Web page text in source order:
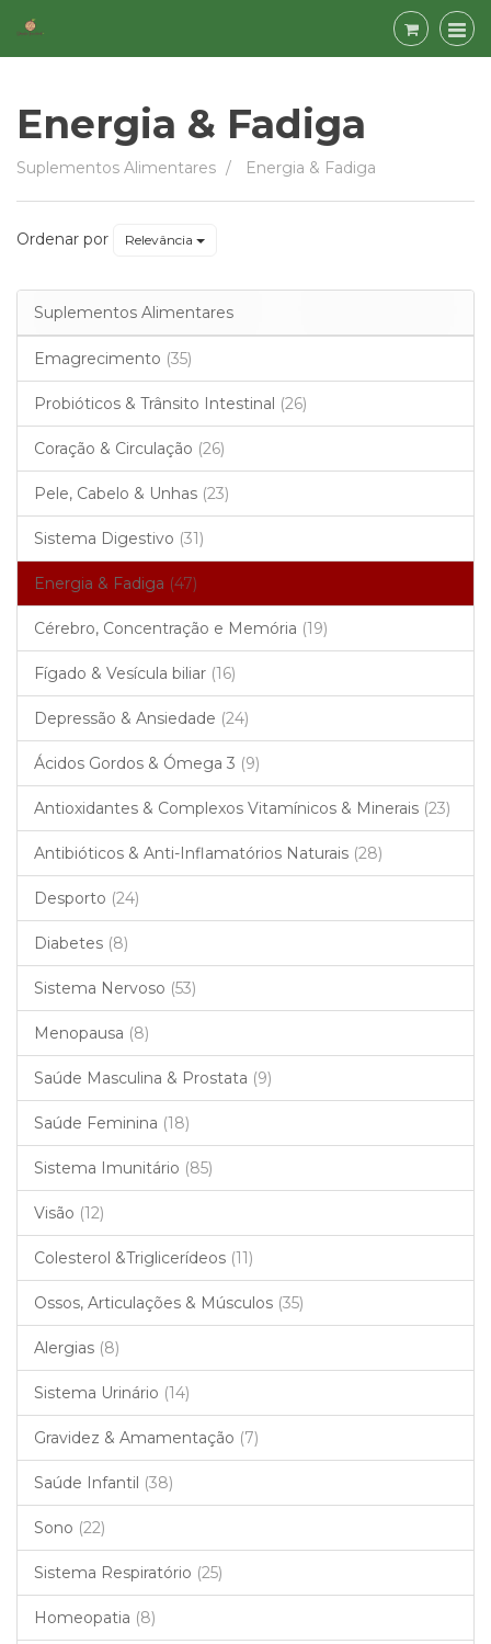
Energia & Fadiga
Energia
&
Fadiga
Suplementos Alimentares Energia & Fadiga
Ordenar por Relevância
Suplementos Alimentares
Emagrecimento (35)
Probióticos & Trânsito Intestinal (26)
Coração & Circulação (26)
Pele, Cabelo & Unhas (23)
Sistema Digestivo (31)
Energia & Fadiga (47)
Cérebro, Concentração e Memória (19)
Fígado & Vesícula biliar (16)
Depressão & Ansiedade (24)
Ácidos Gordos & Ómega 3 (9)
Antioxidantes & Complexos Vitamínicos & Minerais (23)
Antibióticos & Anti-Inflamatórios Naturais (28)
Desporto (24)
Diabetes (8)
Sistema Nervoso (53)
Menopausa (8)
Saúde Masculina & Prostata (9)
Saúde Feminina (18)
Sistema Imunitário (85)
Visão (12)
Colesterol &Triglicerídeos (11)
Ossos, Articulações & Músculos (35)
Alergias (8)
Sistema Urinário (14)
Gravidez & Amamentação (7)
Saúde Infantil (38)
Sono (22)
Sistema Respiratório (25)
Homeopatia (8)